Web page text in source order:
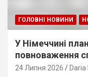
ГОЛОВНІ НОВИНИ
У Німеччині
повноваження
стеження
24 Липня 2026